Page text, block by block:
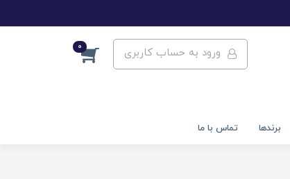
ورود به حساب کاربری 0
برندها تماس با ما